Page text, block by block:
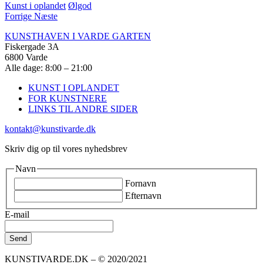
Kunst i oplandet Ølgod
Forrige Næste
KUNSTHAVEN I VARDE GARTEN
Fiskergade 3A
6800 Varde
Alle dage: 8:00 – 21:00
KUNST I OPLANDET
FOR KUNSTNERE
LINKS TIL ANDRE SIDER
kontakt@kunstivarde.dk
Skriv dig op til vores nyhedsbrev
Navn
Fornavn
Efternavn
E-mail
KUNSTIVARDE.DK – © 2020/2021